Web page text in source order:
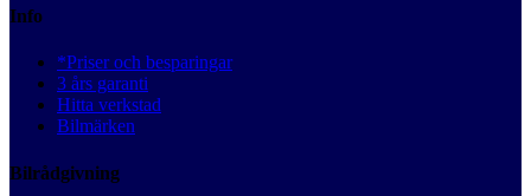
Info
*Priser och besparingar
3 års garanti
Hitta verkstad
Bilmärken
Bilrådgivning